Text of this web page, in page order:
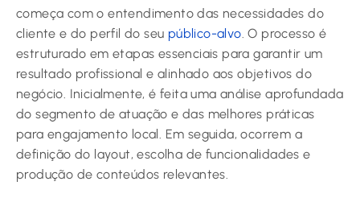
começa com o entendimento das necessidades do
cliente e do perfil do seu público-alvo . O processo é
estruturado em etapas essenciais para garantir um
resultado profissional e alinhado aos objetivos do
negócio. Inicialmente, é feita uma análise aprofundada
do segmento de atuação e das melhores práticas
para engajamento local. Em seguida, ocorrem a
definição do layout, escolha de funcionalidades e
produção de conteúdos relevantes.